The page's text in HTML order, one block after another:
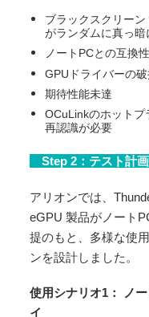
ブラックスクリー
がランダムに真っ暗
ノートPCとの互換
GPUドライバーの破
期待性能未達
OCuLinkのホットプ
再認識が必要
Step 2：テスト計
アリオンでは、
eGPU 製品がノート
提のもと、多様な使
ンを設計しました。
使用シナリオ1： ノ
イ